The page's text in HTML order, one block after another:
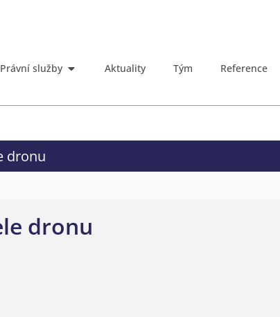
Právní služby Aktuality Tým Reference
dronu
dronu